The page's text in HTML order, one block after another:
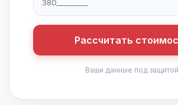
Рассчитать
Ваши данные под